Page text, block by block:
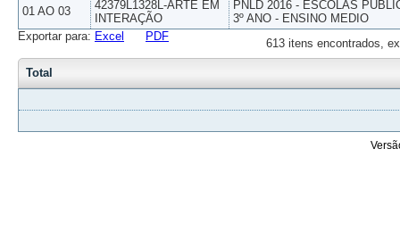
01 AO 03
42379L1328L-ARTE EM
INTERAÇÃO
PNLD 2016 - ESCOLAS
3º ANO - ENSINO MEDIO
613 itens encontrados,
Exportar para: Excel PDF
Total